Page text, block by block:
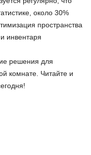
около 30%
пространства
инвентаря
решения для
комнате. Читайте и